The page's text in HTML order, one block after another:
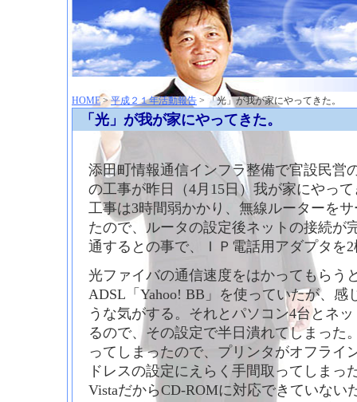
HOME>平成２１年活動報告 > 「光」が我が家にやってきた。
「光」が我が家にやってきた。
添田町情報通信インフラ整備で官設民営
の工事が昨日（4月15日）我が家にやっ
工事は3時間弱かかり、無線ルーターを
たので、ルータの設定後ネットの接続が
通するとの事で、ＩＰ電話用アダプタを
光ファイバの通信速度をはかってもらう
ADSL「Yahoo! BB」を使っていたが、
うな気がする。それとパソコン4台とネ
るので、その設定で半日潰れてしまった
ってしまったので、プリンタがオフライ
ドレスの設定にえらく手間取ってしまっ
VistaだからCD-ROMに対応できていない